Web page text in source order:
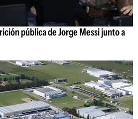
pública de Jorge Messi junto a